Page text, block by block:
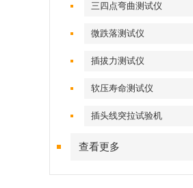
三四点弯曲测试仪
微跌落测试仪
插拔力测试仪
软压寿命测试仪
插头线突拉试验机
查看更多